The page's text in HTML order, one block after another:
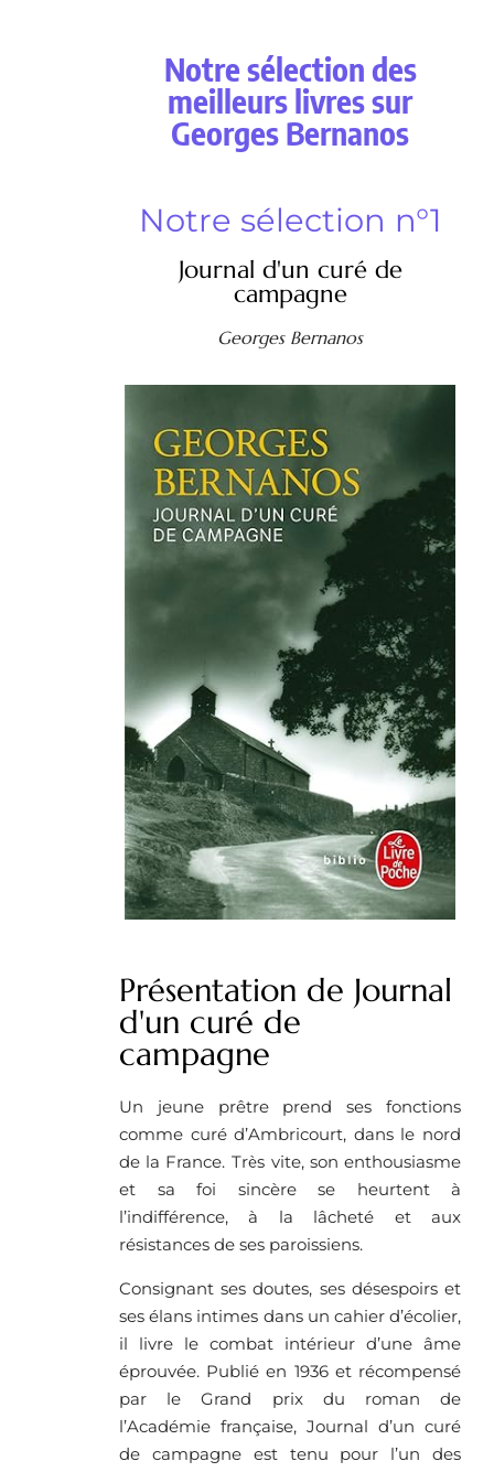
Notre sélection des
meilleurs livres sur
Georges Bernanos
Notre sélection n°1
Journal d'un curé de
campagne
Georges Bernanos
Présentation de Journal
d'un curé de
campagne
Un jeune prêtre prend ses fonctions
comme curé d’Ambricourt, dans le nord
de la France. Très vite, son enthousiasme
et sa foi sincère se heurtent à
l’indifférence, à la lâcheté et aux
résistances de ses paroissiens.
Consignant ses doutes, ses désespoirs et
ses élans intimes dans un cahier d’écolier,
il livre le combat intérieur d’une âme
éprouvée. Publié en 1936 et récompensé
par le Grand prix du roman de
l’Académie française, Journal d’un curé
de campagne est tenu pour l’un des